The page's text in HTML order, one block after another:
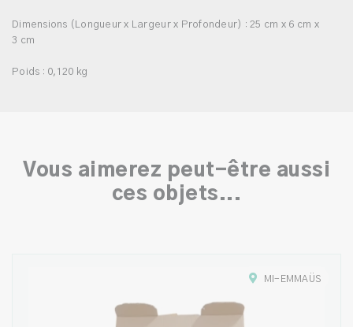
Dimensions (Longueur x Largeur x Profondeur) : 25 cm x 6 cm x
3 cm
Poids : 0,120 kg
Vous aimerez peut-être aussi
ces objets...
MI-EMMAÜS